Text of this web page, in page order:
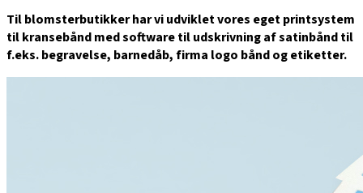
Til blomsterbutikker har vi udviklet vores eget printsystem
til kransebånd med software til udskrivning af satinbånd til
f.eks. begravelse, barnedåb, firma logo bånd og etiketter.